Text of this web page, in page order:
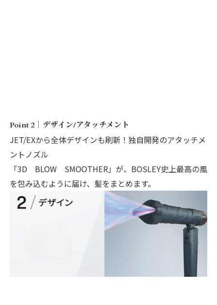
Point 2｜デザイン/アタッチメント
JET/EXから全体デザインも刷新！独自開発のアタッチメ
ントノズル
「3D BLOW SMOOTHER」が、BOSLEY史上最高の風
を包み込むように届け、髪をまとめます。